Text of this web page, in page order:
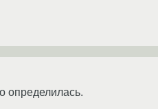
определилась.